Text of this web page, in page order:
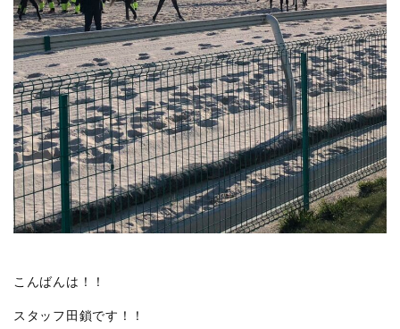
こんばんは！！
スタッフ田鎖です！！